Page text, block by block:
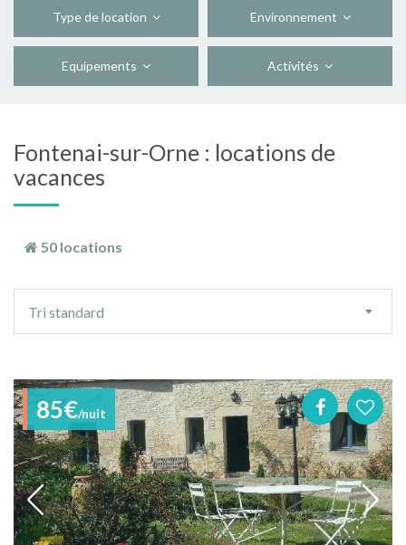
Type de location Environnement
Equipements Activités
Fontenai-sur-Orne : locations de
vacances
50 locations
tri
Tri standard
85€/nuit